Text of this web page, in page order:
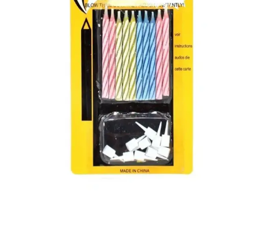
seçimi yapmanıza yardımcı oluyor.
Orca Sönmeyen Mum ve Parti Dolabı Üfleyince
Sönmeyen Mum Karşılaştırması
Bu makalede, Orca ve Parti Dolabı sönmeyen mumlarının
özelliklerini karşılaştırıyor, kullanıcılardan gelen yorumlara ve
Sönmeyen Mum Doğum Günü Mumları Eğlence ve
Uzun Ömür Bir Arada
Sönmeyen mumlar, uzun süre yanar, enerji tasarrufu sağlar, doğum
günü ve eğlence etkinlikleri için ideal, pratik ve güvenli kutlama